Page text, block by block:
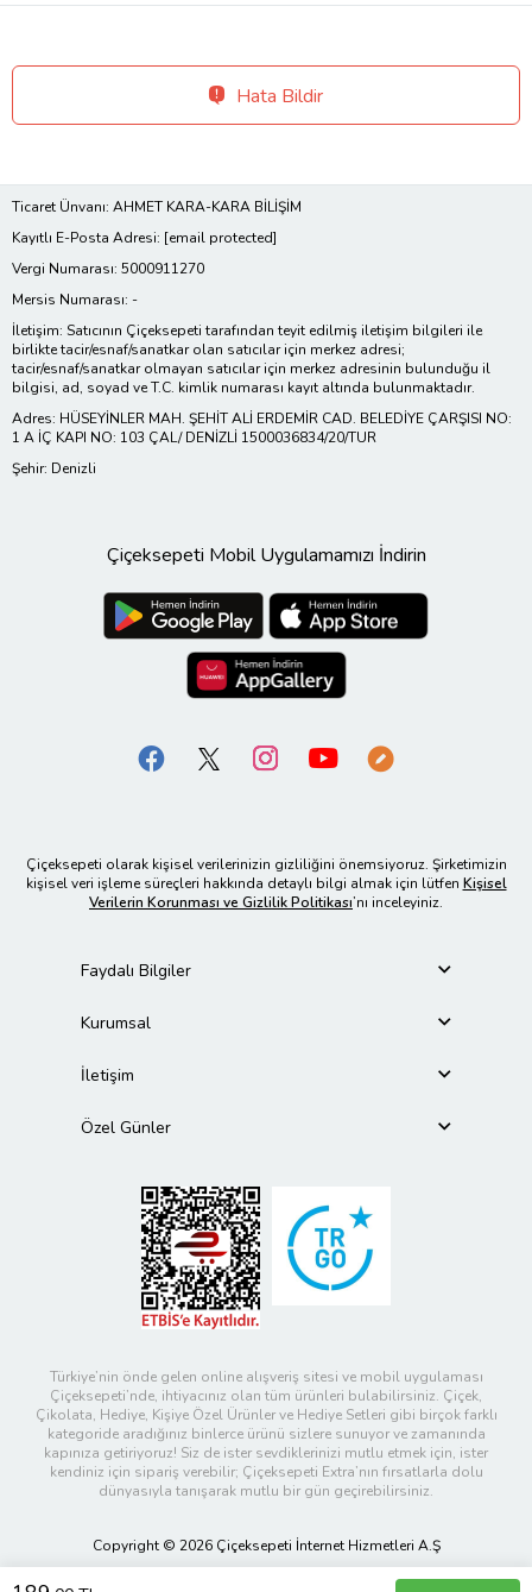
Hata Bildir
Ticaret Ünvanı: AHMET KARA-KARA BİLİŞİM
Kayıtlı E-Posta Adresi: [email protected]
Vergi Numarası: 5000911270
Mersis Numarası: -
İletişim: Satıcının Çiçeksepeti tarafından teyit edilmiş iletişim bilgileri ile
birlikte tacir/esnaf/sanatkar olan satıcılar için merkez adresi;
tacir/esnaf/sanatkar olmayan satıcılar için merkez adresinin bulunduğu il
bilgisi, ad, soyad ve T.C. kimlik numarası kayıt altında bulunmaktadır.
Adres: HÜSEYİNLER MAH. ŞEHİT ALİ ERDEMİR CAD. BELEDİYE ÇARŞISI NO:
1 A İÇ KAPI NO: 103 ÇAL/ DENİZLİ 1500036834/20/TUR
Şehir: Denizli
Çiçeksepeti Mobil Uygulamamızı İndirin
Çiçeksepeti olarak kişisel verilerinizin gizliliğini önemsiyoruz. Şirketimizin
kişisel veri işleme süreçleri hakkında detaylı bilgi almak için lütfen Kişisel
Verilerin Korunması ve Gizlilik Politikası’nı inceleyiniz.
Faydalı Bilgiler
Kurumsal
İletişim
Özel Günler
Türkiye’nin önde gelen online alışveriş sitesi ve mobil uygulaması
Çiçeksepeti’nde, ihtiyacınız olan tüm ürünleri bulabilirsiniz. Çiçek,
Çikolata, Hediye, Kişiye Özel Ürünler ve Hediye Setleri gibi birçok farklı
kategoride aradığınız binlerce ürünü sizlere sunuyor ve zamanında
kapınıza getiriyoruz! Siz de ister sevdiklerinizi mutlu etmek için, ister
kendiniz için sipariş verebilir; Çiçeksepeti Extra’nın fırsatlarla dolu
dünyasıyla tanışarak mutlu bir gün geçirebilirsiniz.
Copyright © 2026 Çiçeksepeti İnternet Hizmetleri A.Ş